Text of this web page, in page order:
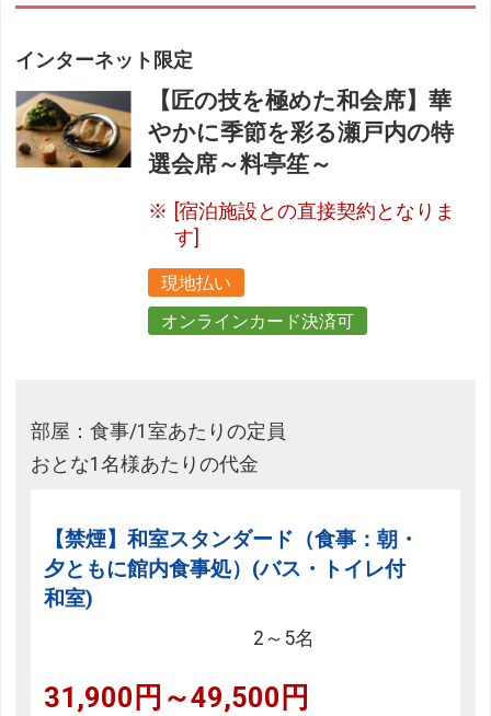
インターネット限定
【匠の技を極めた和会席】華
やかに季節を彩る瀬戸内の特
選会席～料亭笙～
[宿泊施設との直接契約となりま
す]
現地払い
オンラインカード決済可
部屋：食事/1室あたりの定員
おとな1名様あたりの代金
【禁煙】和室スタンダード（食事：朝・
夕ともに館内食事処）(バス・トイレ付
和室)
2～5名
31,900円～49,500円